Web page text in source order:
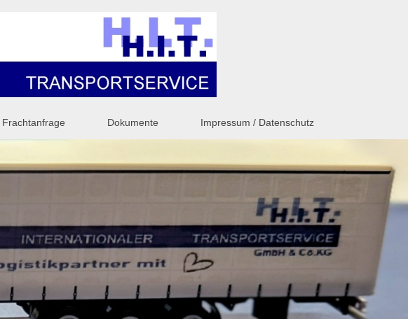
Frachtanfrage Dokumente Impressum / Datenschutz